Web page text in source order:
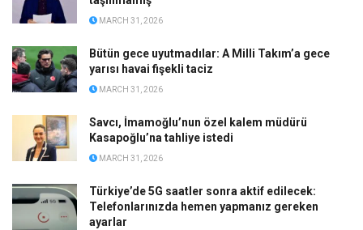
MARCH 31, 2026
Bütün gece uyutmadılar: A Milli Takım’a gece
yarısı havai fişekli taciz
MARCH 31, 2026
Savcı, İmamoğlu’nun özel kalem müdürü
Kasapoğlu’na tahliye istedi
MARCH 31, 2026
Türkiye’de 5G saatler sonra aktif edilecek:
Telefonlarınızda hemen yapmanız gereken
ayarlar